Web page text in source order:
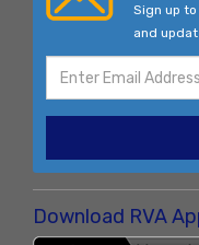
Sign up
and
Download RVA